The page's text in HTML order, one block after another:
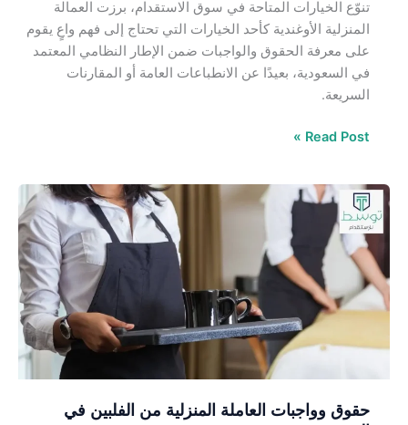
تنوّع الخيارات المتاحة في سوق الاستقدام، برزت العمالة
المنزلية الأوغندية كأحد الخيارات التي تحتاج إلى فهم واعٍ يقوم
على معرفة الحقوق والواجبات ضمن الإطار النظامي المعتمد
في السعودية، بعيدًا عن الانطباعات العامة أو المقارنات
السريعة.
Read Post »
حقوق وواجبات العاملة المنزلية من الفلبين في
حقوق
وواجبات
العاملة
المنزلية
من
الفلبين
السعودية